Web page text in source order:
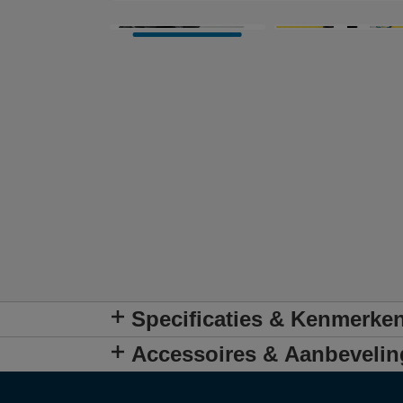
Specificaties &
Accessoires &